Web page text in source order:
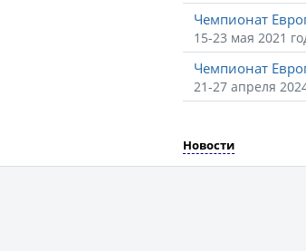
Чемпионат
15-23 мая 2021
Чемпионат
21-27 апреля
Новости